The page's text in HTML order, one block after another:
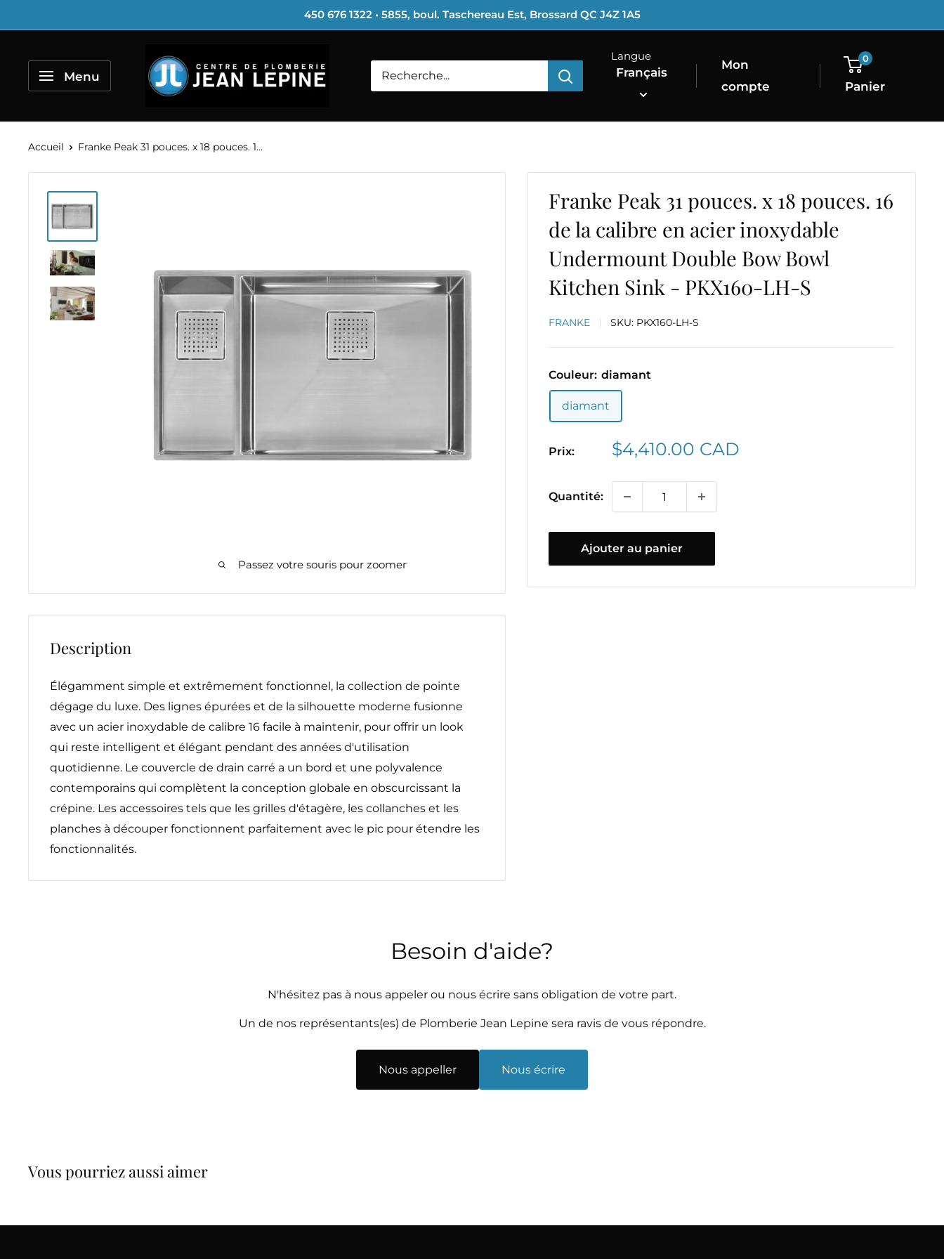
au
450 676 1322 • 5855, boul. Taschereau Est, Brossard QC J4Z 1A5
Menu
Centre
Plomberie
Langue
Français
Mon
compte
0
Panier
Accueil Franke Peak 31 pouces. x 18 pouces. 1...
Passez votre souris pour zoomer
Franke Peak 31 pouces. x 18 pouces. 16
de la calibre en acier inoxydable
Undermount Double Bow Bowl
Kitchen Sink - PKX160-LH-S
FRANKE SKU: PKX160-LH-S
Couleur: diamant
diamant
Prix:
Prix
$4,410.00 CAD
Quantité:
Ajouter au panier
Description
Élégamment simple et extrêmement fonctionnel, la collection de pointe
dégage du luxe. Des lignes épurées et de la silhouette moderne fusionne
avec un acier inoxydable de calibre 16 facile à maintenir, pour offrir un look
qui reste intelligent et élégant pendant des années d'utilisation
quotidienne. Le couvercle de drain carré a un bord et une polyvalence
contemporains qui complètent la conception globale en obscurcissant la
crépine. Les accessoires tels que les grilles d'étagère, les collanches et les
planches à découper fonctionnent parfaitement avec le pic pour étendre les
fonctionnalités.
Besoin d'aide?
N'hésitez pas à nous appeler ou nous écrire sans obligation de votre part.
Un de nos représentants(es) de Plomberie Jean Lepine sera ravis de vous répondre.
Nous appeller Nous écrire
Vous pourriez aussi aimer